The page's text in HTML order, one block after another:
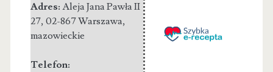
Adres: Aleja Jana Pawła II
27, 02-867 Warszawa,
mazowieckie
Telefon: